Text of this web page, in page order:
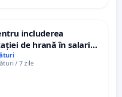
includerea
de hrană în salariul
protejarea gradațiilor
pentru asistenții
/ 7 zile